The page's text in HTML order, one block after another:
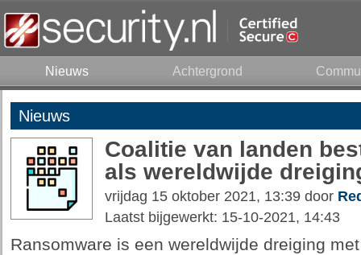
Nieuws Achtergrond
Nieuws
Coalitie van landen
als wereldwijde
vrijdag 15 oktober 2021, 13:39 door
Laatst bijgewerkt: 15-10-2021, 14:43
Ransomware is een wereldwijde dreiging